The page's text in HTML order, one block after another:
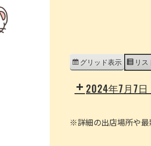
グリッド表示 リス
2024年7月7日
※詳細の出店場所や